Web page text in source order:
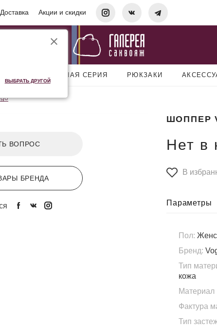
Доставка Акции и скидки
ДОРОЖНАЯ СЕРИЯ РЮКЗАКИ
ВОПРОС
БРЕНДА
ШОППЕР
Нет в
В
Параметры
Пол:
Бренд:
Тип
кожа
Материал
Фактура
Тип
ВЫБРАТЬ ДРУГОЙ